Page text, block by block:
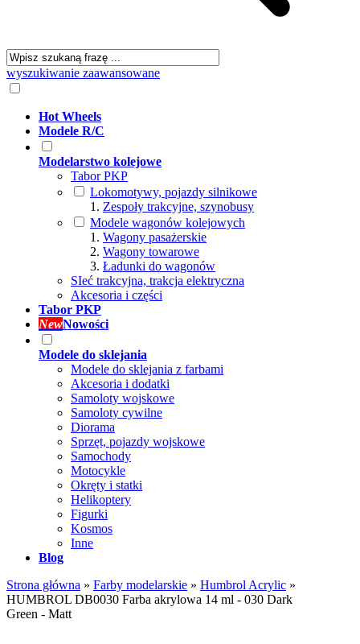
wyszukiwanie zaawansowane
Hot Wheels
Modele R/C
Modelarstwo kolejowe
Tabor PKP
Lokomotywy, pojazdy silnikowe
Zespoły trakcyjne, szynobusy
Modele wagonów kolejowych
Wagony pasażerskie
Wagony towarowe
Ładunki do wagonów
SIeć trakcyjna, trakcja elektryczna
Akcesoria i części
Tabor PKP
NewNowości
Modele do sklejania
Modele do sklejania z farbami
Akcesoria i dodatki
Samoloty wojskowe
Samoloty cywilne
Diorama
Sprzęt, pojazdy wojskowe
Samochody
Motocykle
Okręty i statki
Helikoptery
Figurki
Kosmos
Inne
Blog
Strona główna » Farby modelarskie » Humbrol Acrylic »
HUMBROL DB0030 Farba akrylowa 14 ml - 030 Dark
Green - Matt